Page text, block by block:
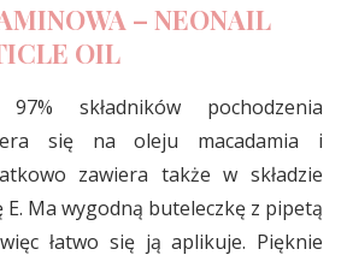
– NEONAIL
OIL
składników pochodzenia
się na oleju macadamia i
zawiera także w składzie
Ma wygodną buteleczkę z pipetą
łatwo się ją aplikuje. Pięknie